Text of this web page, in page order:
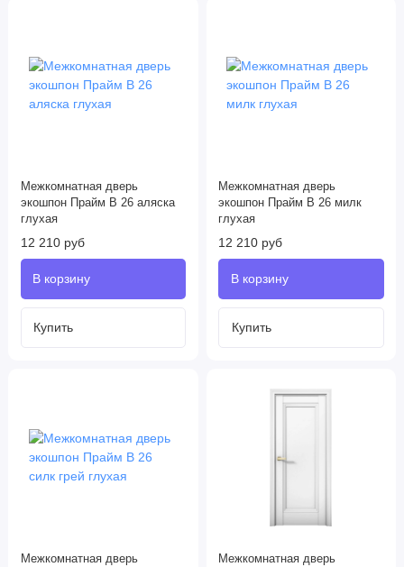
Межкомнатная дверь
экошпон Прайм B 26 аляска
глухая
12 210 руб
Межкомнатная дверь
экошпон Прайм B 26 милк
глухая
12 210 руб
Межкомнатная дверь
Межкомнатная дверь